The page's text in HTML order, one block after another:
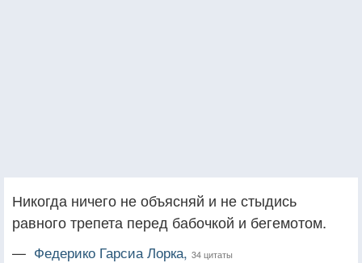
Никогда ничего не объясняй и не стыдись
равного трепета перед бабочкой и бегемотом.
— Федерико Гарсиа Лорка, 34 цитаты